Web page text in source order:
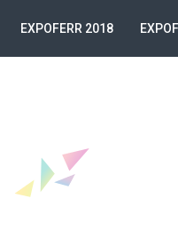
EXPOFERR 2018